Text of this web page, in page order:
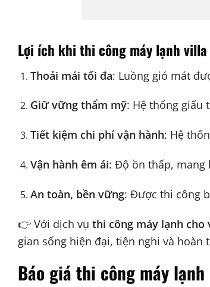
Lợi ích khi thi công máy lạnh
Thoải mái tối đa: Luồng gió mát
Giữ vững thẩm mỹ: Hệ thống giấu
Tiết kiệm chi phí vận hành: Hệ
Vận hành êm ái: Độ ồn thấp, mang
An toàn, bền vững: Được thi công
👉 Với dịch vụ thi công máy lạnh cho
gian sống hiện đại, tiện nghi và
Báo giá thi công máy